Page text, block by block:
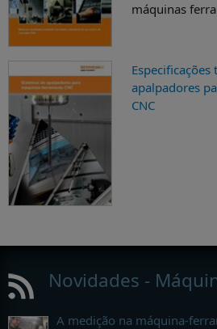
máquinas
Especificações
apalpadores
CNC
Novidades -
A medição na máquina-